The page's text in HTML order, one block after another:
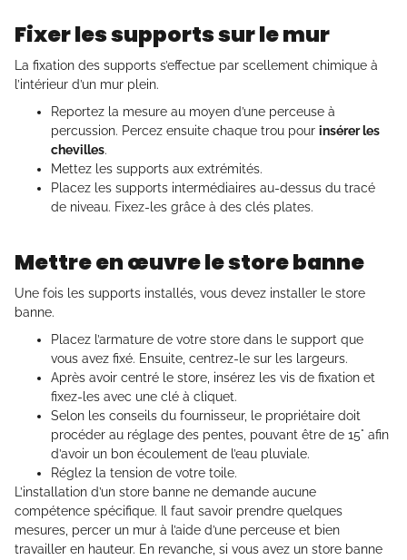
Fixer les supports sur le mur
La fixation des supports s’effectue par scellement chimique à
l’intérieur d’un mur plein.
Reportez la mesure au moyen d’une perceuse à
percussion. Percez ensuite chaque trou pour insérer les
chevilles.
Mettez les supports aux extrémités.
Placez les supports intermédiaires au-dessus du tracé
de niveau. Fixez-les grâce à des clés plates.
Mettre en œuvre le store banne
Une fois les supports installés, vous devez installer le store
banne.
Placez l’armature de votre store dans le support que
vous avez fixé. Ensuite, centrez-le sur les largeurs.
Après avoir centré le store, insérez les vis de fixation et
fixez-les avec une clé à cliquet.
Selon les conseils du fournisseur, le propriétaire doit
procéder au réglage des pentes, pouvant être de 15° afin
d’avoir un bon écoulement de l’eau pluviale.
Réglez la tension de votre toile.
L’installation d’un store banne ne demande aucune
compétence spécifique. Il faut savoir prendre quelques
mesures, percer un mur à l’aide d’une perceuse et bien
travailler en hauteur. En revanche, si vous avez un store banne